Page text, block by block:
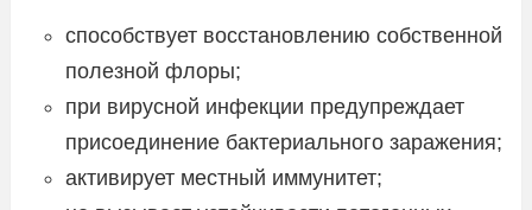
способствует восстановлению собственной
полезной флоры;
при вирусной инфекции предупреждает
присоединение бактериального заражения;
активирует местный иммунитет;